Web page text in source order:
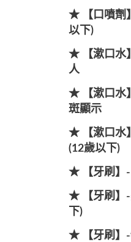
★ 【口噴劑
以下)
★ 【漱口水
人
★ 【漱口水
斑顯示
★ 【漱口水
(12歲以下)
★ 【牙刷】-
★ 【牙刷】-
下)
★ 【牙刷】-